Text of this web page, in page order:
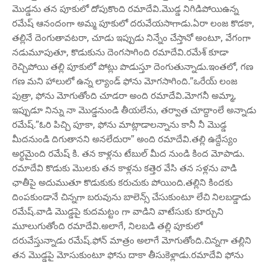
మొడ్డను తన పూకులో దోపుకొంది రమాదేవి.మొడ్డ నిగిడిపోయిఉన్న
రమేష్ ఆనందంగా అమ్మ పూకులో దరువేయసాగాడు.ఏరా లంజ కొడకా,
తల్లినే దెంగుతావటరా, చూడు ఇప్పుడు నిన్నేం చేస్తానో అంటూ, వేగంగా
నడుమూపుతూ, కొడుకును దెంగసాగింది రమాదేవి.రమేశ్ కూడా
రెచ్చిపోయి తల్లి పూకులో పోట్లు పొడుస్తూ దెంగుతున్నాడు.ఇంతలో, గణ
గణ మని హాలులో ఉన్న ల్యాండ్ ఫోను మోగసాగింది.”ఒరేయ్ లంజ
పుత్రా, ఫోను మోగుతోంది చూడరా అంది రమాదేవి.మోగనీ అమ్మా,
ఇప్పుడూ నిన్ను నా మొడ్డనుండి తీయలేను, తర్వాత చూద్దాంలే అన్నాడు
రమేష్.”ఓరి పిచ్చి పూకా, ఫోను మాట్లాడాలన్నాను కానీ నీ మొడ్డ
మీదనుండి దిగుతానని అనలేదురా” అంది రమాదేవి.తల్లి ఉద్దేస్యం
అర్థమైంది రమేష్ కి. తన కాళ్లను టేబుల్ మీద నుండి కింద మోపాడు.
రమాదేవి కొడుకు మొలకు తన కాళ్లను కత్తెర వేసి తన సళ్లను వాడి
ఛాతీపై అదుముతూ కొడుకుకు కరుచుకు పోయింది.తల్లిని కిందకు
దింపకుండానే చిన్నగా బరువును బాలెన్స్ చేసుకుంటూ లేచి నిలబడ్డాడు
రమేష్.వాడి మొడ్డపై కుదమట్టం గా వాడిని వాటేసుకు కూర్చుని
మూలుగుతోంది రమాదేవి.అలాగే, నిలబడి తల్లి పూకులో
దరువేస్తున్నాడు రమేష్.ఫోన్ మాత్రం అలాగే మోగుతోంది.చిన్నగా తల్లిని
తన మొడ్డపై మోసుకుంటూ ఫోను దాకా తీసుకెళ్లాడు.రమాదేవి ఫోను